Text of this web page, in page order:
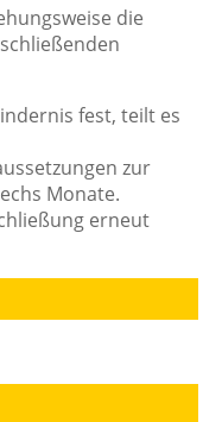
die
fest, teilt es
zur
Monate.
erneut